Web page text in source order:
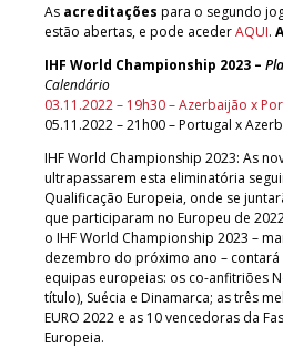
As acreditações para o segundo
estão abertas, e pode acederAQUI.
IHF World Championship 2023 –
Calendário
03.11.2022 – 19h30 – Azerbaijão x
05.11.2022 – 21h00 – Portugal x
IHF World Championship 2023: As
ultrapassarem esta eliminatória
Qualificação Europeia, onde se
que participaram no Europeu de
o IHF World Championship 2023 –
dezembro do próximo ano –
equipas europeias: os co-anfitriões
título), Suécia e Dinamarca; as três
EURO 2022 e as 10 vencedoras da
Europeia.